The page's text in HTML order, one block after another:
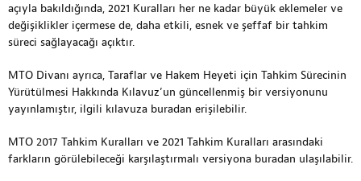
açıyla bakıldığında, 2021 Kuralları her ne kadar büyük eklemeler ve
değişiklikler içermese de, daha etkili, esnek ve şeffaf bir tahkim
süreci sağlayacağı açıktır.
MTO Divanı ayrıca, Taraflar ve Hakem Heyeti için Tahkim Sürecinin
Yürütülmesi Hakkında Kılavuz’un güncellenmiş bir versiyonunu
yayınlamıştır, ilgili kılavuza buradan erişilebilir.
MTO 2017 Tahkim Kuralları ve 2021 Tahkim Kuralları arasındaki
farkların görülebileceği karşılaştırmalı versiyona buradan ulaşılabilir.